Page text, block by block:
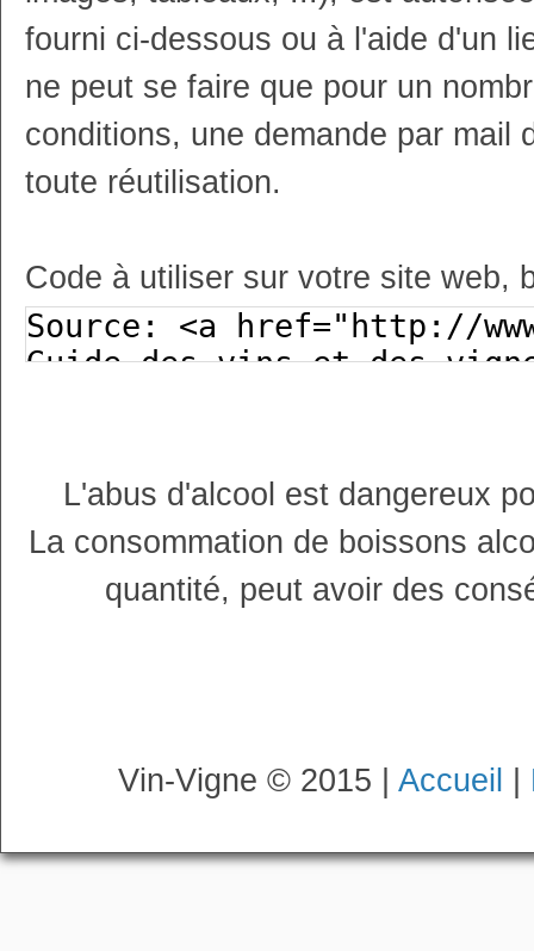
fourni ci-dessous ou à l'aide d'un
ne peut se faire que pour un
conditions, une demande par mail
toute réutilisation.
Code à utiliser sur votre site web,
L'abus d'alcool est dangereux
La consommation de boissons
quantité, peut avoir des
Vin-Vigne © 2015 | Accueil